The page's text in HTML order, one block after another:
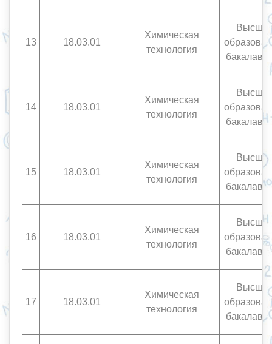
13 18.03.01
Химическая
технология
14 18.03.01
Химическая
технология
15 18.03.01
Химическая
технология
16 18.03.01
Химическая
технология
17 18.03.01
Химическая
технология